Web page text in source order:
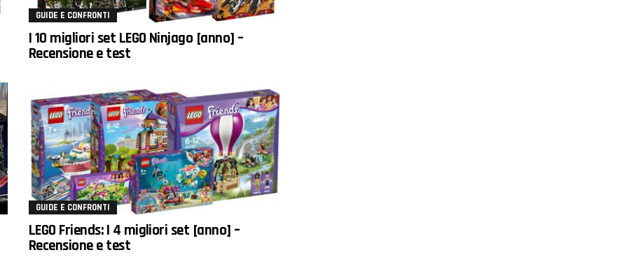
GUIDE E CONFRONTI
I 10 migliori set LEGO Ninjago [anno] –
Recensione e test
GUIDE E CONFRONTI
LEGO Friends: I 4 migliori set [anno] –
Recensione e test